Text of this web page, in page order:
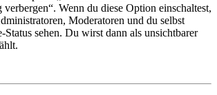
verbergen“. Wenn du diese Option einschaltest,
Moderatoren und du selbst
Status sehen. Du wirst dann als unsichtbarer